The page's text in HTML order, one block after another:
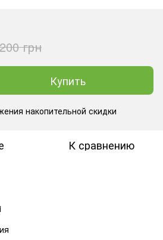
грн
Купить
накопительной скидки
К сравнению